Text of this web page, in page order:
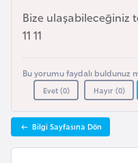
Bize ulaşabileceğiniz
11 11
Bu yorumu faydalı buldunuz
Evet (0) Hayır (0)
Bilgi Sayfasına Dön
l
a
d
e
B